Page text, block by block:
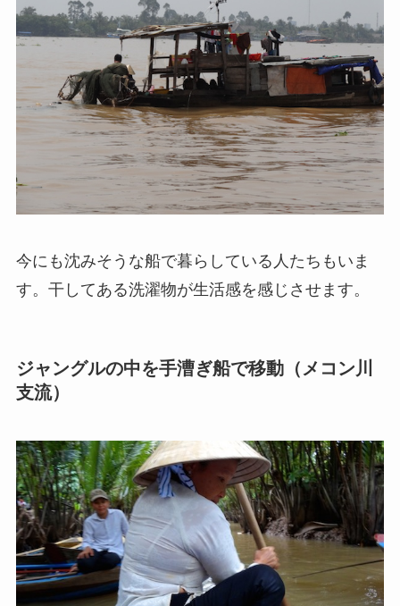
今にも沈みそうな船で暮らしている人たちもいま
す。干してある洗濯物が生活感を感じさせます。
ジャングルの中を手漕ぎ船で移動（メコン川
支流）